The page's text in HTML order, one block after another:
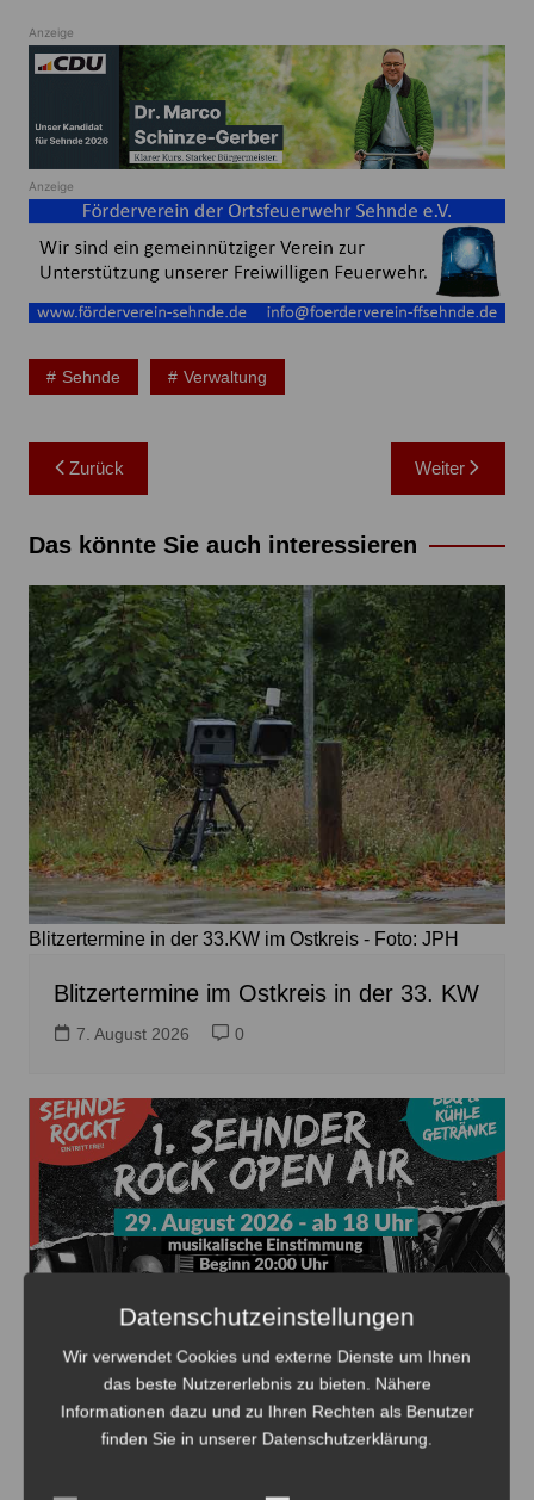
Anzeige
Anzeige
Sehnde Verwaltung
Beitragsnavigation
Zurück Weiter
Das könnte Sie auch interessieren
Blitzertermine in der 33.KW im Ostkreis - Foto: JPH
Blitzertermine im Ostkreis in der 33. KW
7. August 2026 0
dem Hof Falkenhagen und sucht noch weitere
Datenschutzeinstellungen
Wir verwendet Cookies und externe Dienste um Ihnen
das beste Nutzererlebnis zu bieten. Nähere
Informationen dazu und zu Ihren Rechten als Benutzer
finden Sie in unserer Datenschutzerklärung.